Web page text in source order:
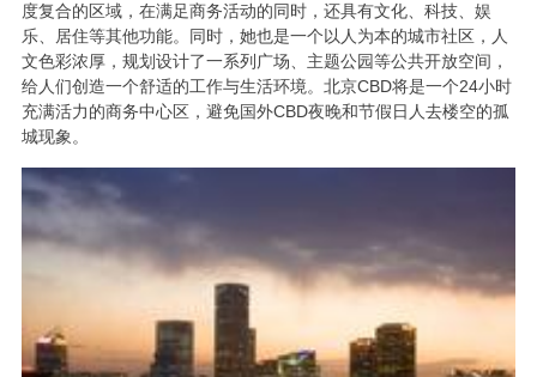
度复合的区域，在满足商务活动的同时，还具有文化、科技、娱
乐、居住等其他功能。同时，她也是一个以人为本的城市社区，人
文色彩浓厚，规划设计了一系列广场、主题公园等公共开放空间，
给人们创造一个舒适的工作与生活环境。北京CBD将是一个24小时
充满活力的商务中心区，避免国外CBD夜晚和节假日人去楼空的孤
城现象。